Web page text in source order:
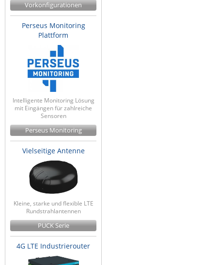
Vorkonfigurationen
Perseus Monitoring
Plattform
Intelligente Monitoring Lösung
mit Eingängen für zahlreiche
Sensoren
Perseus Monitoring
Vielseitige Antenne
Kleine, starke und flexible LTE
Rundstrahlantennen
PUCK Serie
4G LTE Industrierouter